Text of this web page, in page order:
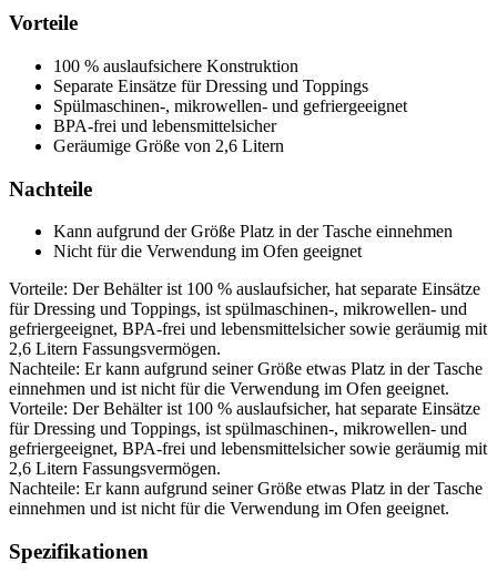
Vorteile
100 % auslaufsichere Konstruktion
Separate Einsätze für Dressing und Toppings
Spülmaschinen-, mikrowellen- und gefriergeeignet
BPA-frei und lebensmittelsicher
Geräumige Größe von 2,6 Litern
Nachteile
Kann aufgrund der Größe Platz in der Tasche einnehmen
Nicht für die Verwendung im Ofen geeignet
Vorteile: Der Behälter ist 100 % auslaufsicher, hat separate Einsätze
für Dressing und Toppings, ist spülmaschinen-, mikrowellen- und
gefriergeeignet, BPA-frei und lebensmittelsicher sowie geräumig mit
2,6 Litern Fassungsvermögen.
Nachteile: Er kann aufgrund seiner Größe etwas Platz in der Tasche
einnehmen und ist nicht für die Verwendung im Ofen geeignet.
Vorteile: Der Behälter ist 100 % auslaufsicher, hat separate Einsätze
für Dressing und Toppings, ist spülmaschinen-, mikrowellen- und
gefriergeeignet, BPA-frei und lebensmittelsicher sowie geräumig mit
2,6 Litern Fassungsvermögen.
Nachteile: Er kann aufgrund seiner Größe etwas Platz in der Tasche
einnehmen und ist nicht für die Verwendung im Ofen geeignet.
Spezifikationen